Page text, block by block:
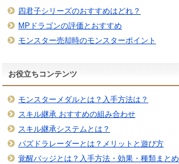
四君子シリーズのおすすめはどれ？
MPドラゴンの評価とおすすめ
モンスター売却時のモンスターポイント
お役立ちコンテンツ
モンスターメダルとは？入手方法は？
スキル継承 おすすめの組み合わせ
スキル継承システムとは？
パズドラレーダーとは？メリットと遊び方
覚醒バッジとは？入手方法・効果・種類まとめ